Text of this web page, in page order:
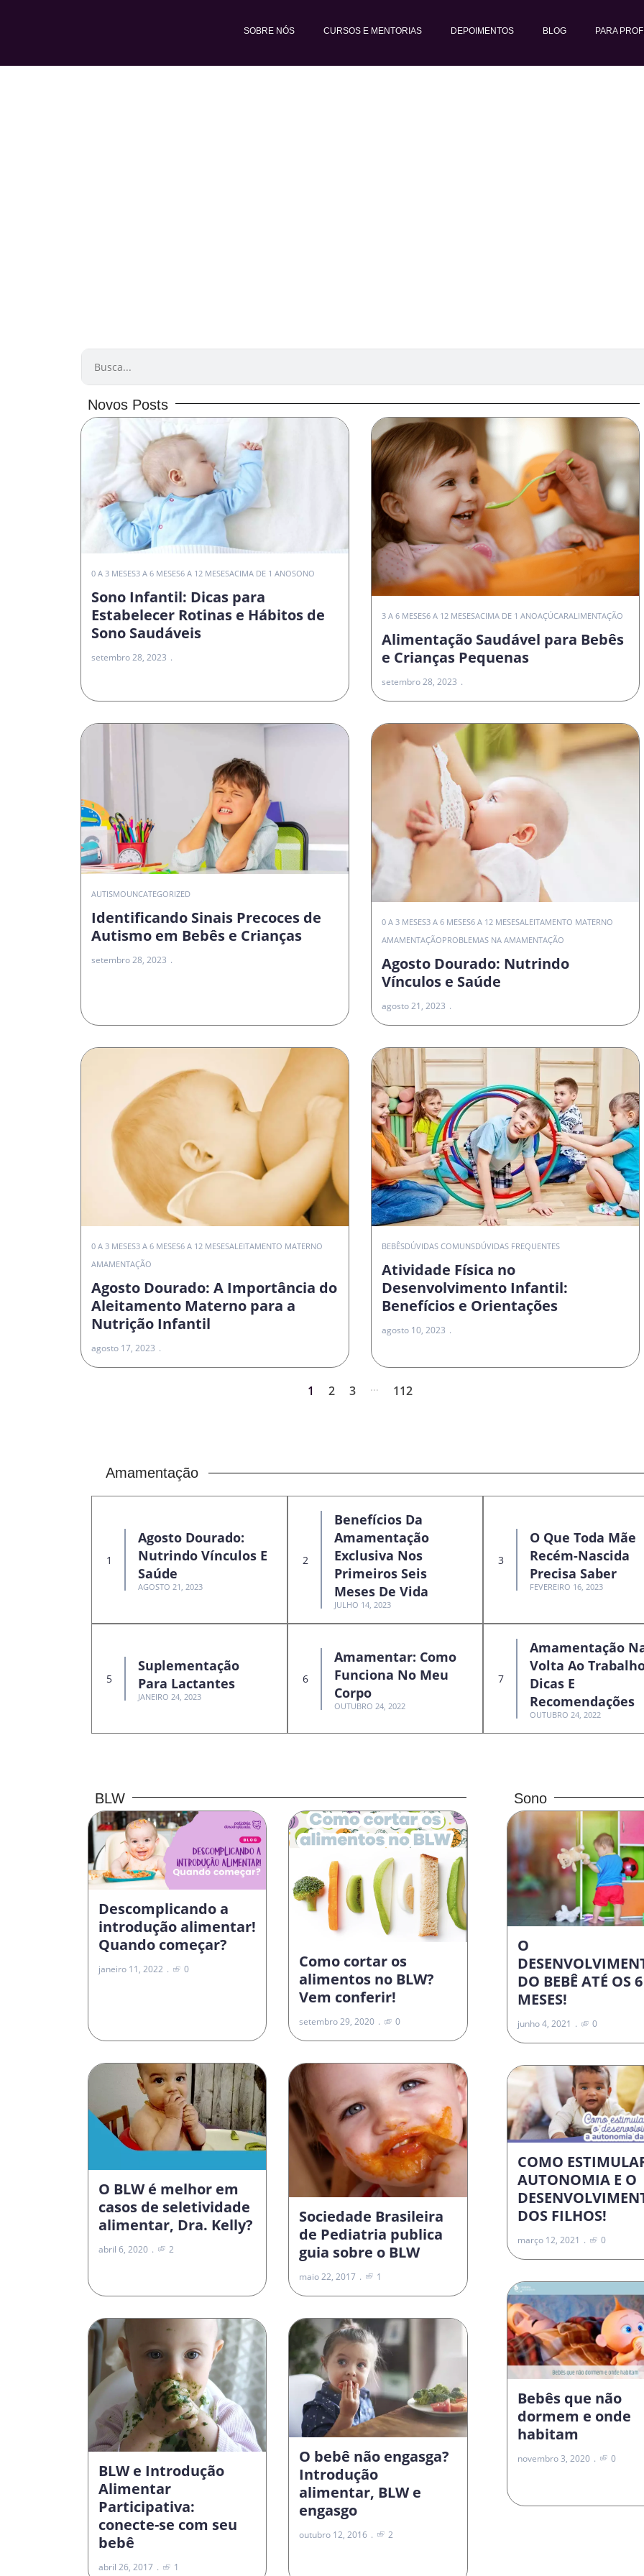
conteúdo
SOBRE NÓS CURSOS E MENTORIAS DEPOIMENTOS BLOG PARA
PESQUISAR
Novos Posts
0 A 3 MESES3 A 6 MESES6 A 12 MESESACIMA DE 1 ANOSONO
Sono Infantil: Dicas para
Estabelecer Rotinas e Hábitos de
Sono Saudáveis
setembro 28, 2023
3 A 6 MESES6 A 12 MESESACIMA DE 1 ANOAÇÚCARALIMENTAÇÃO
Alimentação Saudável para Bebês
e Crianças Pequenas
setembro 28, 2023
AUTISMOUNCATEGORIZED
Identificando Sinais Precoces de
Autismo em Bebês e Crianças
setembro 28, 2023
0 A 3 MESES3 A 6 MESES6 A 12 MESESALEITAMENTO MATERNO
AMAMENTAÇÃOPROBLEMAS NA AMAMENTAÇÃO
Agosto Dourado: Nutrindo
Vínculos e Saúde
agosto 21, 2023
0 A 3 MESES3 A 6 MESES6 A 12 MESESALEITAMENTO MATERNO
AMAMENTAÇÃO
Agosto Dourado: A Importância do
Aleitamento Materno para a
Nutrição Infantil
agosto 17, 2023
BEBÊSDÚVIDAS COMUNSDÚVIDAS FREQUENTES
Atividade Física no
Desenvolvimento Infantil:
Benefícios e Orientações
agosto 10, 2023
1 2 3 ... 112
Amamentação
Agosto Dourado:
Nutrindo Vínculos E
Saúde
AGOSTO 21, 2023
Benefícios Da
Amamentação
Exclusiva Nos
Primeiros Seis
Meses De Vida
JULHO 14, 2023
O Que Toda Mãe
Recém-Nascida
Precisa Saber
FEVEREIRO 16, 2023
Suplementação
Para Lactantes
JANEIRO 24, 2023
Amamentar: Como
Funciona No Meu
Corpo
OUTUBRO 24, 2022
Amamentação
Volta Ao
Dicas E
Recomendações
OUTUBRO 24, 2022
BLW
Descomplicando a
introdução alimentar!
Quando começar?
janeiro 11, 2022 0
Como cortar os
alimentos no BLW?
Vem conferir!
setembro 29, 2020 0
O BLW é melhor em
casos de seletividade
alimentar, Dra. Kelly?
abril 6, 2020 2
Sociedade Brasileira
de Pediatria publica
guia sobre o BLW
maio 22, 2017 1
BLW e Introdução
Alimentar
Participativa:
conecte-se com seu
bebê
abril 26, 2017 1
O bebê não engasga?
Introdução
alimentar, BLW e
engasgo
outubro 12, 2016 2
Sono
O
DO BEBÊ ATÉ OS 6
MESES!
junho 4, 2021 0
COMO
AUTONOMIA E O
DOS FILHOS!
março 12, 2021 0
Bebês que não
dormem e onde
habitam
novembro 3, 2020 0